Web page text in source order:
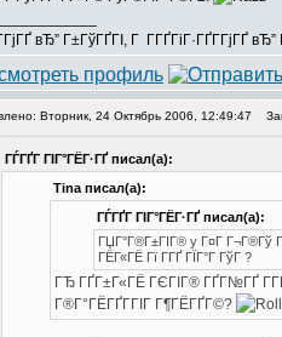
вЂ” Г±ГўГҐГІ, Г Г­ГҐГіГ·ГҐГ­ГјГҐ
Вторник, 24 Октябрь 2006, 12:49:47
ГЃГҐГ ГІГ°ГЁГ·ГҐ писал(а):
Tina писал(а):
ГЃГҐГ ГІГ°ГЁГ·ГҐ писал(а):
ГЏГ°Г®Г±ГІГ® y Г¤Г Г¬Г®Гў
ГЁГ«ГЁ Гї Г­ГҐ ГЇГ°Г ГўГ ?
ГЂ ГҐГ±Г«ГЁ ГЄГІГ® ГҐГ№ГҐ
Г®Г°ГЁГҐГ­ГІГ Г¶ГЁГҐГ©?